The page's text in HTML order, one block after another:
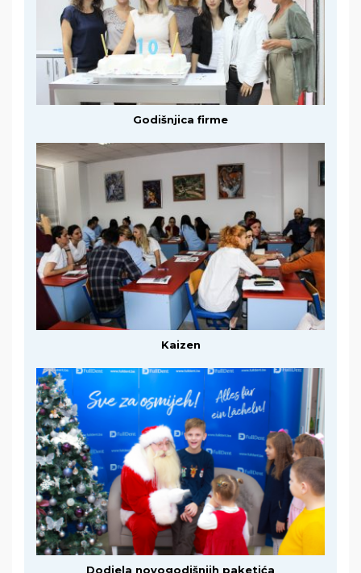
Godišnjica firme
Kaizen
Dodjela novogodišnjih paketića